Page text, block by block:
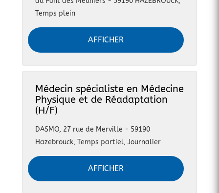
Temps plein
AFFICHER
Médecin spécialiste en Médecine
Physique et de Réadaptation
(H/F)
DASMO, 27 rue de Merville - 59190
Hazebrouck, Temps partiel, Journalier
AFFICHER